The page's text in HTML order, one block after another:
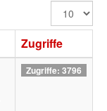
Anzeige
#
Zugriffe
Zugriffe: 3796